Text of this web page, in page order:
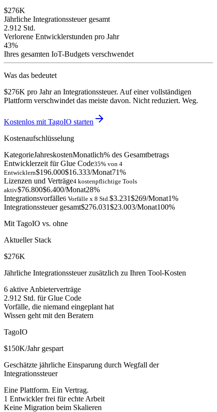
$276K
Jährliche Integrationssteuer gesamt
2.912 Std.
Verlorene Entwicklerstunden pro Jahr
43%
Ihres gesamten IoT-Budgets verschwendet
Was das bedeutet
$276K pro Jahr an Integrationssteuer. Auf einer vollständigen
Plattform verschwindet das meiste davon. Nicht reduziert. Weg.
Kostenlos mit TagoIO starten
Kostenaufschlüsselung
KategorieJahreskostenMonatlich% des Gesamtbetrags
Entwicklerzeit für Glue Code35% von 4
Entwicklern$196.000$16.333/Monat71%
Lizenzen und Verträge4 kostenpflichtige Tools
aktiv$76.800$6.400/Monat28%
Integrationsvorfälle6 Vorfälle x 8 Std. $3.231$269/Monat1%
Integrationssteuer gesamt$276.031$23.003/Monat100%
Mit TagoIO vs. ohne
Aktueller Stack
$276K
Jährliche Integrationssteuer zusätzlich zu Ihren Tool-Kosten
6 aktive Anbieterverträge
2.912 Std. für Glue Code
Vorfälle, die niemand eingeplant hat
Wissen geht mit den Beratern
TagoIO
$150K/Jahr gespart
Geschätzte jährliche Einsparung durch Wegfall der
Integrationssteuer
Eine Plattform. Ein Vertrag.
1 Entwickler frei für echte Arbeit
Keine Migration beim Skalieren